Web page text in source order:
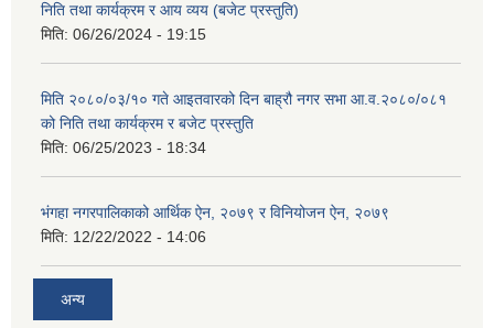
निति तथा कार्यक्रम र आय व्यय (बजेट प्रस्तुति)
मिति: 06/26/2024 - 19:15
मिति २०८०/०३/१० गते आइतवारको दिन बाह्रौ नगर सभा आ.व.२०८०/०८१
को निति तथा कार्यक्रम र बजेट प्रस्तुति
मिति: 06/25/2023 - 18:34
भंगहा नगरपालिकाको आर्थिक ऐन, २०७९ र विनियोजन ऐन, २०७९
मिति: 12/22/2022 - 14:06
अन्य